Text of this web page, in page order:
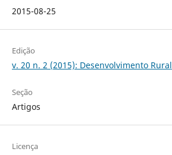
2015-08-25
Edição
v. 20 n. 2 (2015): Desenvolvimento Rural
Seção
Artigos
Licença